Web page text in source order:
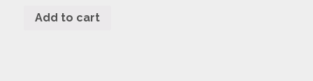
Add to cart